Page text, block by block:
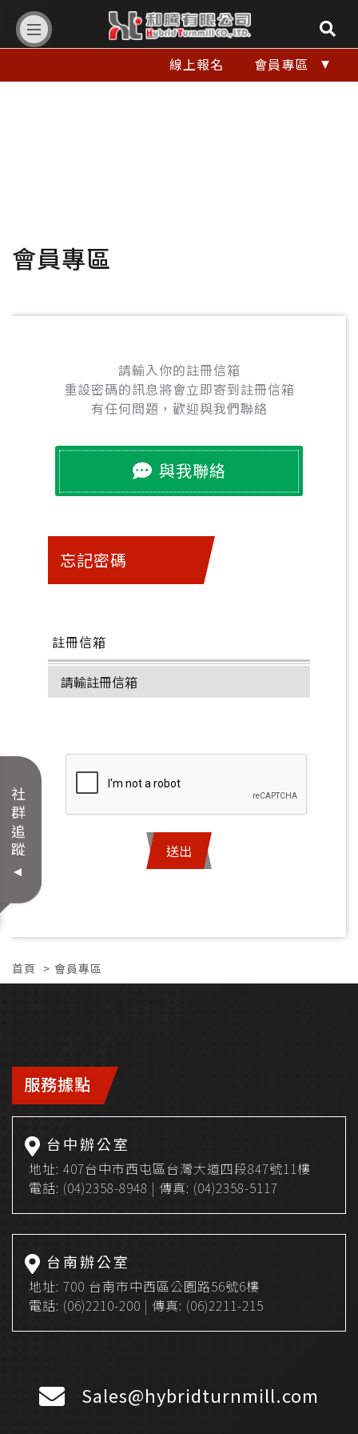
和
騰
Hybrid
Turnmill
線上報名 會員專區
關閉視窗
會員專區
請輸入你的註冊信箱
重設密碼的訊息將會立即寄到註冊信箱
有任何問題，歡迎與我們聯絡
與我聯絡
忘記密碼
註冊信箱
送出
首頁 會員專區
服務據點
台中辦公室
地址: 407台中市西屯區台灣大道四段847號11樓
電話: (04)2358-8948 | 傳真: (04)2358-5117
台南辦公室
地址: 700 台南市中西區公園路56號6樓
電話: (06)2210-200 | 傳真: (06)2211-215
Sales@hybridturnmill.com
社群追蹤